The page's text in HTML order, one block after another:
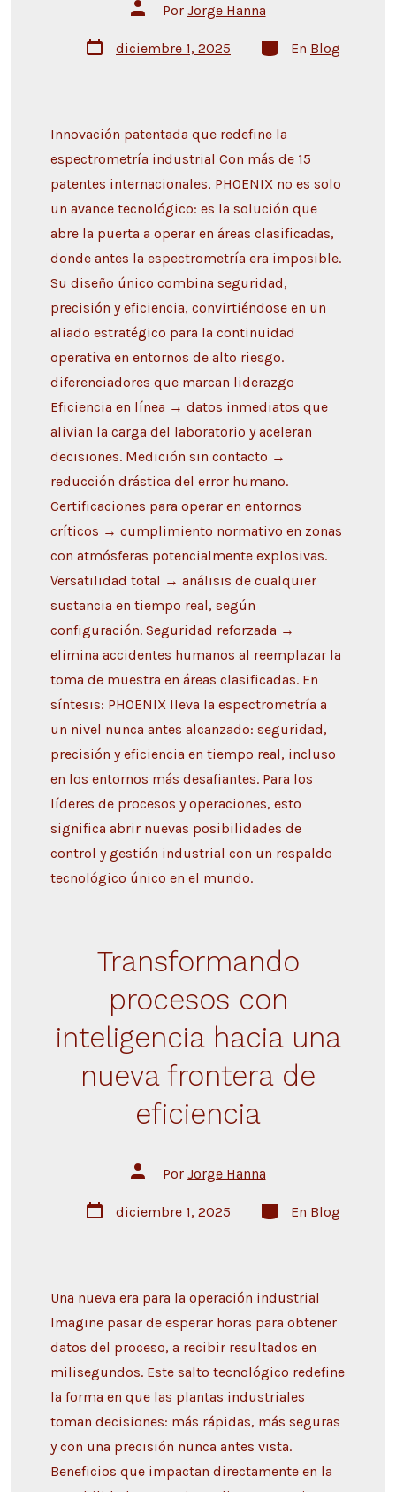
Por Jorge Hanna
diciembre 1, 2025 En Blog
Innovación patentada que redefine la
espectrometría industrial Con más de 15
patentes internacionales, PHOENIX no es solo
un avance tecnológico: es la solución que
abre la puerta a operar en áreas clasificadas,
donde antes la espectrometría era imposible.
Su diseño único combina seguridad,
precisión y eficiencia, convirtiéndose en un
aliado estratégico para la continuidad
operativa en entornos de alto riesgo.
diferenciadores que marcan liderazgo
Eficiencia en línea → datos inmediatos que
alivian la carga del laboratorio y aceleran
decisiones. Medición sin contacto →
reducción drástica del error humano.
Certificaciones para operar en entornos
críticos → cumplimiento normativo en zonas
con atmósferas potencialmente explosivas.
Versatilidad total → análisis de cualquier
sustancia en tiempo real, según
configuración. Seguridad reforzada →
elimina accidentes humanos al reemplazar la
toma de muestra en áreas clasificadas. En
síntesis: PHOENIX lleva la espectrometría a
un nivel nunca antes alcanzado: seguridad,
precisión y eficiencia en tiempo real, incluso
en los entornos más desafiantes. Para los
líderes de procesos y operaciones, esto
significa abrir nuevas posibilidades de
control y gestión industrial con un respaldo
tecnológico único en el mundo.
Transformando
procesos con
inteligencia hacia una
nueva frontera de
eficiencia
Por Jorge Hanna
diciembre 1, 2025 En Blog
Una nueva era para la operación industrial
Imagine pasar de esperar horas para obtener
datos del proceso, a recibir resultados en
milisegundos. Este salto tecnológico redefine
la forma en que las plantas industriales
toman decisiones: más rápidas, más seguras
y con una precisión nunca antes vista.
Beneficios que impactan directamente en la